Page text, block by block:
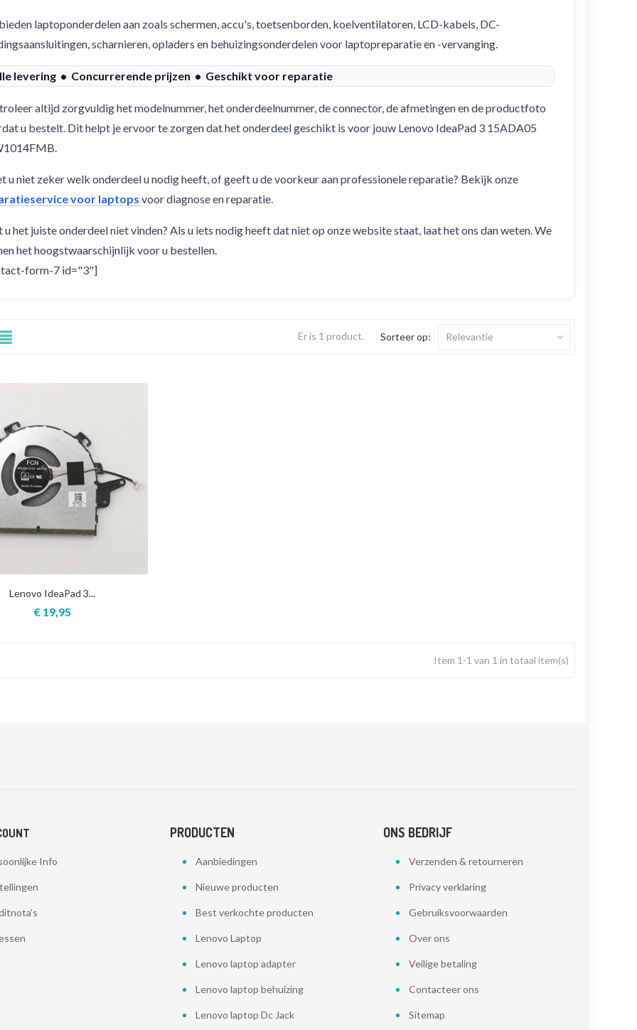
laptoponderdelen aan zoals schermen, accu's, toetsenborden, koelventilatoren, LCD-kabels, DC-
scharnieren, opladers en behuizingsonderdelen voor laptopreparatie en -vervanging.
levering • Concurrerende prijzen • Geschikt voor reparatie
altijd zorgvuldig het modelnummer, het onderdeelnummer, de connector, de afmetingen en de productfoto
u bestelt. Dit helpt je ervoor te zorgen dat het onderdeel geschikt is voor jouw Lenovo IdeaPad 3 15ADA05
u niet zeker welk onderdeel u nodig heeft, of geeft u de voorkeur aan professionele reparatie? Bekijk onze
voor laptops voor diagnose en reparatie.
u het juiste onderdeel niet vinden? Als u iets nodig heeft dat niet op onze website staat, laat het ons dan weten. We
het hoogstwaarschijnlijk voor u bestellen.
form-7 id="3"]
Er is 1 product. Sorteer op: Relevantie
Lenovo IdeaPad 3...
€ 19,95
Item 1-1 van 1 in totaal item(s)
Info
PRODUCTEN
Aanbiedingen
Nieuwe producten
Best verkochte producten
Lenovo Laptop
Lenovo laptop adapter
Lenovo laptop behuizing
Lenovo laptop Dc Jack
ONS BEDRIJF
Verzenden & retourneren
Privacy verklaring
Gebruiksvoorwaarden
Over ons
Veilige betaling
Contacteer ons
Sitemap